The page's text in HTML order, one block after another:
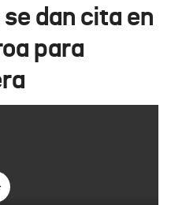
dan cita en
para